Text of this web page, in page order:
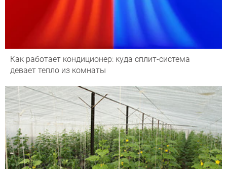
Как работает кондиционер: куда сплит-система
девает тепло из комнаты